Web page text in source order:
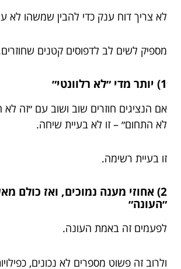
לא צריך דוח ענק כדי להבין שמשהו לא
מספיק לשים לב לדפוסים קטנים
1) יותר מדי ״לא רלוונטי״
אם הנציגים חוזרים שוב ושוב עם ״זה לא
לא התחום״ – זו לא בעיית שיחה.
זו בעיית רשימה.
2) אחוזי מענה נמוכים, ואז כולם
״העונה״
לפעמים זה באמת העונה.
ולרוב זה פשוט מספרים לא נכונים,